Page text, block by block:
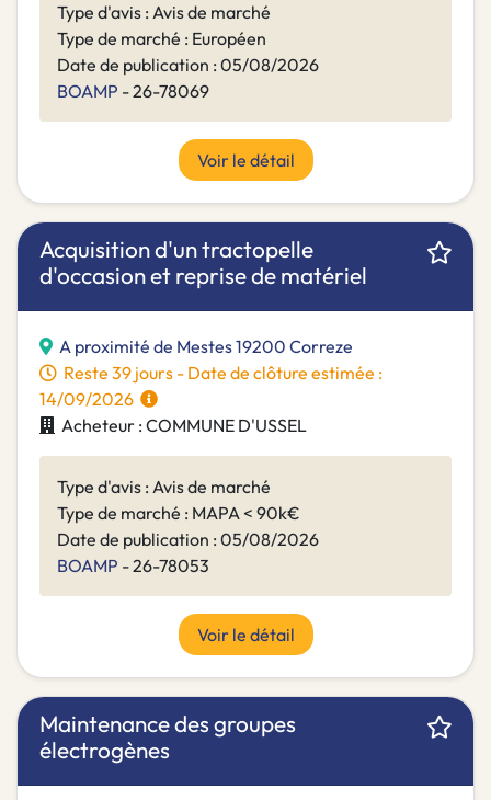
Type d'avis : Avis de marché
Type de marché : Européen
Date de publication : 05/08/2026
BOAMP - 26-78069
Voir le détail
Acquisition d'un tractopelle
d'occasion et reprise de matériel
A proximité de Mestes 19200 Correze
Reste 39 jours - Date de clôture estimée :
14/09/2026
Acheteur : COMMUNE D'USSEL
Type d'avis : Avis de marché
Type de marché : MAPA < 90k€
Date de publication : 05/08/2026
BOAMP - 26-78053
Voir le détail
Maintenance des groupes
électrogènes